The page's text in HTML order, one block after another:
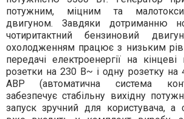
потужним, міцним та
двигуном. Завдяки дотриманню
чотиритактний бензиновий
охолодженням працює з низьким
передачі електроенергії на
розетки на 230 В~ і одну розетку
АВР (автоматична система
забезпечує стабільну вихідну
запуск зручний для користувача, а